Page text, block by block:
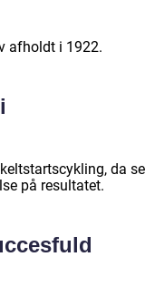
afholdt i 1922.
da
på resultatet.